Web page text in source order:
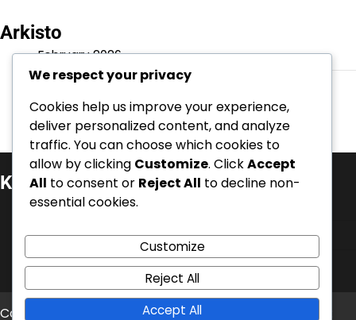
Arkisto
February 2026
January 2026
Kategoriat
Henkilöbrändäys ja autoriteetti
Liiketoiminnan uskottavuus
Verkko- ja maineenhallinta
Copyright © 2026 mentrauiaith-gogledd.com
We respect your privacy
Cookies help us improve your experience,
deliver personalized content, and analyze
traffic. You can choose which cookies to
allow by clicking Customize. ClickAccept
All to consent or Reject All to decline non-
essential cookies.
Customize
Reject All
Accept All